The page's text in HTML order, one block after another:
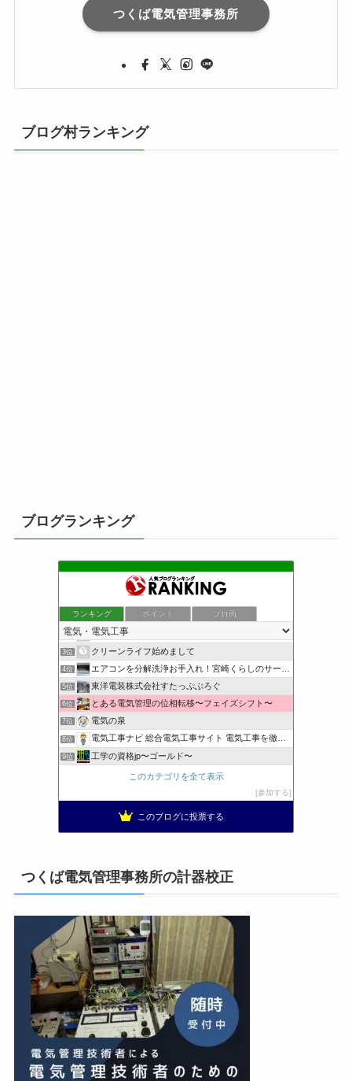
つくば電気管理事務所
ブログ村ランキング
ブログランキング
ランキング ポイント ブロ画
小さな引越し屋と電気工事屋の奮闘記
2位 装置電気制御屋の・・・
3位 クリーンライフ始めまして
4位 エアコンを分解洗浄お手入れ！宮崎くらしのサービス
5位 東洋電装株式会社すたっぷぶろぐ
6位 とある電気管理の位相転移〜フェイズシフト〜
7位 電気の泉
8位 電気工事ナビ 総合電気工事サイト 電気工事を徹底解説
9位 工学の資格jp〜ゴールド〜
日置空調 | エアコン取付 鹿児島 | 鹿児島のエアコン工事
このカテゴリを全て表示
参加する
このブログに投票する
つくば電気管理事務所の計器校正